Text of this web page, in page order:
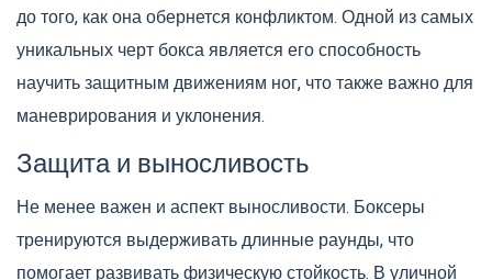
до того, как она обернется конфликтом. Одной из самых
уникальных черт бокса является его способность
научить защитным движениям ног, что также важно для
маневрирования и уклонения.
Защита и выносливость
Не менее важен и аспект выносливости. Боксеры
тренируются выдерживать длинные раунды, что
помогает развивать физическую стойкость. В уличной